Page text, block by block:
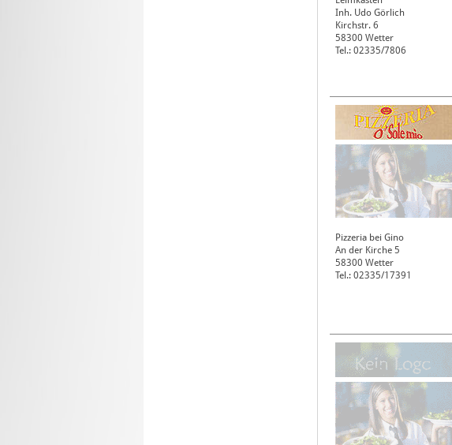
Inh. Udo Görlich
Kirchstr. 6
58300 Wetter
Tel.: 02335/7806
Pizzeria bei Gino
An der Kirche 5
58300 Wetter
Tel.: 02335/17391